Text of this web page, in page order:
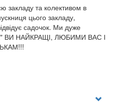
закладу та колективом в
цього закладу,
садочок. Ми дуже
ВИ НАЙКРАЩІ, ЛЮБИМИ ВАС І